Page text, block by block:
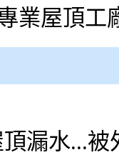
業屋頂工
漏水...被